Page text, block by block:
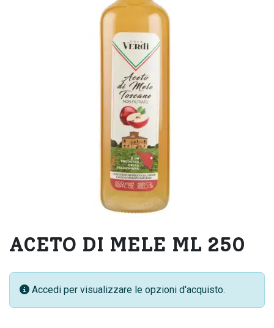
ACETO DI MELE ML 250
Accedi per visualizzare le opzioni d'acquisto.